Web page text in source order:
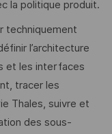
la politique produit.
techniquement
l’architecture
et les interfaces
tracer les
Thales, suivre et
des sous-